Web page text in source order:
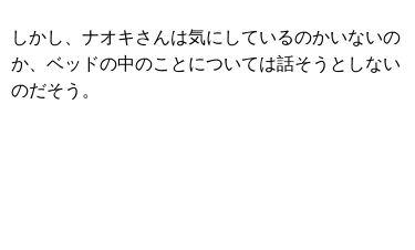
しかし、ナオキさんは気にしているのかいないの
か、ベッドの中のことについては話そうとしない
のだそう。